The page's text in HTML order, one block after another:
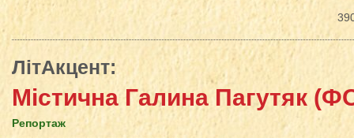
ЛітАкцент:
Містична Галина Пагутяк
Репортаж